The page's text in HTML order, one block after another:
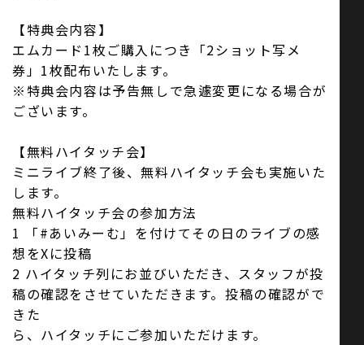
【特典会内容】
エムカード1枚ご購入につき「2ショット写メ
券」1枚配布いたします。
※特典会内容は予告無しで急遽変更になる場合が
ございます。
【無料ハイタッチ会】
ミニライブ終了後、無料ハイタッチ会も実施いた
します。
無料ハイタッチ会の参加方法
1 「#あいみーむ」を付けてその日のライブの感
想をXに投稿
2 ハイタッチ列にお並びいただき、スタッフが投
稿の確認をさせていただきます。投稿の確認がで
きた
ら、ハイタッチにご参加いただけます。